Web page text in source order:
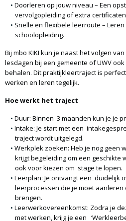
Doorleren op jouw niveau – Een
vervolgopleiding of extra
Snelle en flexibele leerroute –
schoolopleiding.
Bij mbo KIKI kun je naast het volgen
lesdagen bij een gemeente of UWV
behalen. Dit praktijkleertraject is
werken en leren tegelijk.
Hoe werkt het traject
Duur: Binnen 3 maanden kun je je
Intake: Je start met een
traject wordt uitgelegd.
Werkplek zoeken: Heb je nog geen
krijgt begeleiding om een geschikte
ook voor kiezen om stage te lopen.
Leerplan: Je ontvangt een duidelijk
leerprocessen die je moet aanleren
brengen.
Leerwerkovereenkomst: Zodra je
met werken, krijg je een